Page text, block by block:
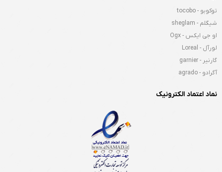
توکوبو - tocobo
شیگلم - sheglam
او جی ایکس - Ogx
لورآل - Loreal
گارنیر - garnier
آگرادو - agrado
نماد اعتماد الکترونیک